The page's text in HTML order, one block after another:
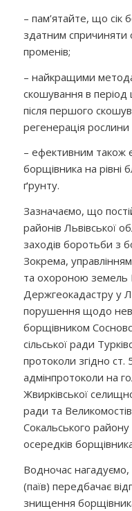
– пам’ятайте, що сік
здатним спричиняти
променів;
– найкращими
скошування в період
після першого
регенерація рослини
– ефективним також
борщівника на рівні
ґрунту.
Зазначаємо, що
районів Львівської
заходів боротьби з
Зокрема,
та охороною земель
Держгеокадастру у
порушення щодо
борщівником
сільської ради
протоколи згідно
адмінпротоколи на
Жвирківської
ради та
Сокальського району
осередків
Водночас
(паїв) передбачає
знищення